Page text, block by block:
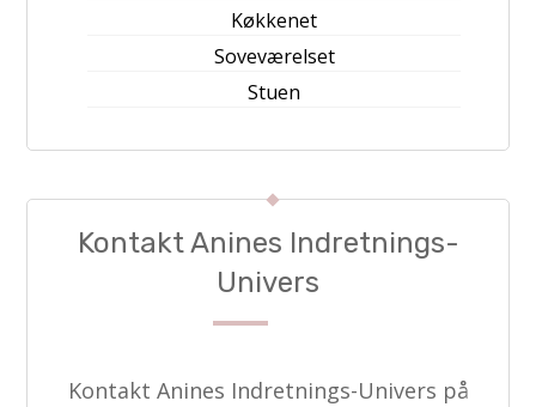
Køkkenet
Soveværelset
Stuen
Kontakt Anines Indretnings-
Univers
Kontakt Anines Indretnings-Univers på